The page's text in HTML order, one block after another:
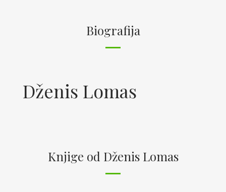
Biografija
Dženis Lomas
Knjige od Dženis Lomas